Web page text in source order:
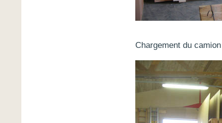
Chargement du